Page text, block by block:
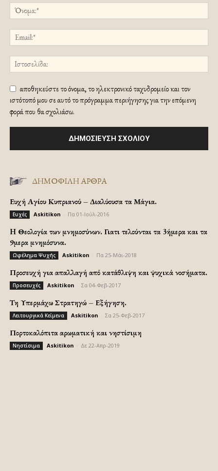
αποθηκεύστε το όνομα, το ηλεκτρονικό ταχυδρομείο και τον
ιστότοπό μου σε αυτό το πρόγραμμα περιήγησης για την επόμενη
φορά που θα σχολιάσω.
ΔΗΜΟΦΙΛΗ ΑΡΘΡΑ
Ευχή Αγίου Κυπριανού – Διαλύουσα τα Μάγια.
Ευχές Askitikon Πα 01-Ιούλ-2016
H Θεολογία των μνημοσύνων. Γιατι τελούνται τα 3ήμερα και τα
9μερα μνημόσυνα.
Ωφέλημα Ψυχής Askitikon Πα 25-Μάι-2018
Προσευχή για απαλλαγή από κατάθλιψη και ψυχικά νοσήματα.
Προσευχές Askitikon Σα 04-Φεβ-2017
Τη Υπερμάχω Στρατηγώ – Εξήγηση.
Λειτουργικά Κείμενα Askitikon Σα 25-Φεβ-2017
Πορτοκαλόπιτα αρωματική και νηστίσιμη
Νηστίσιμα Askitikon Δε 22-Απρ-2019